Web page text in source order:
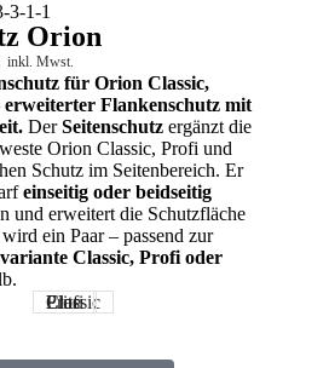
3-1-1
Orion
inkl. Mwst.
für Orion Classic,
Flankenschutz mit
DerSeitenschutz ergänzt die
Orion Classic, Profi und
Schutz im Seitenbereich. Er
einseitig oder beidseitig
und erweitert die Schutzfläche
ein Paar – passend zur
Classic, Profi oder
Classic
Profi
Elite